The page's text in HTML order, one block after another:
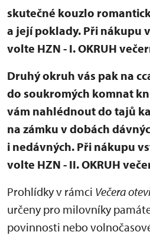
skutečné kouzlo
a její poklady. Při nákupu
volte HZN - I. OKRUH
Druhý okruh vás pak na
do soukromých komnat
vám nahlédnout do tajů
na zámku v dobách
i nedávných. Při nákupu
volte HZN - II. OKRUH
Prohlídky v rámci Večera
určeny pro milovníky
povinnosti nebo